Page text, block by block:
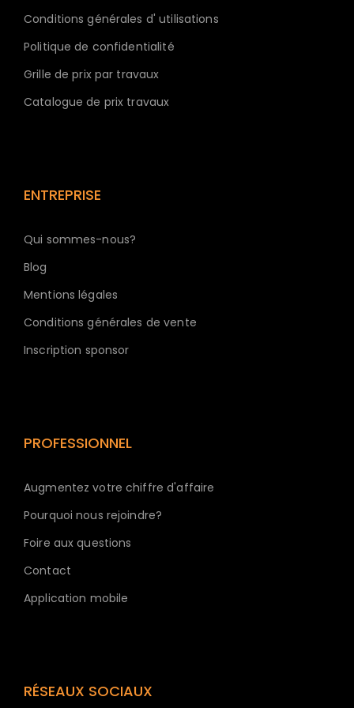
Conditions générales d' utilisations
Politique de confidentialité
Grille de prix par travaux
Catalogue de prix travaux
ENTREPRISE
Qui sommes-nous?
Blog
Mentions légales
Conditions générales de vente
Inscription sponsor
PROFESSIONNEL
Augmentez votre chiffre d'affaire
Pourquoi nous rejoindre?
Foire aux questions
Contact
Application mobile
RÉSEAUX SOCIAUX